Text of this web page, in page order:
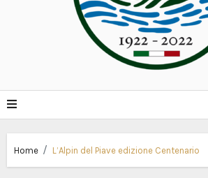
Home L’Alpin del Piave edizione Centenario